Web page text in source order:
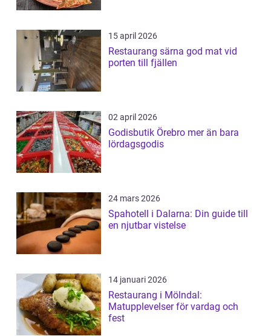
15 april 2026
Restaurang särna god mat vid
porten till fjällen
02 april 2026
Godisbutik Örebro mer än bara
lördagsgodis
24 mars 2026
Spahotell i Dalarna: Din guide till
en njutbar vistelse
14 januari 2026
Restaurang i Mölndal:
Matupplevelser för vardag och
fest